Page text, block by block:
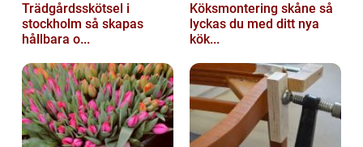
Trädgårdsskötsel i
stockholm så skapas
hållbara o...
Köksmontering skåne så
lyckas du med ditt nya
kök...